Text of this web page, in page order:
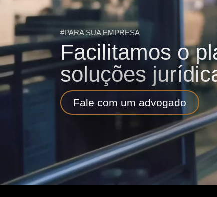
#PARA SUA EMPRESA
Facilitamos o
soluções
Fale com um advogado